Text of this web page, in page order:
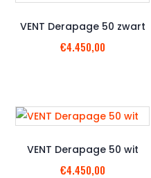
VENT Derapage 50 zwart
€4.450,00
VENT Derapage 50 wit
€4.450,00